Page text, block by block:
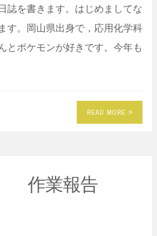
誌を書きます。はじめましてな
す。岡山県出身で，応用化学科
とポケモンが好きです。今年も
READ MORE
作業報告